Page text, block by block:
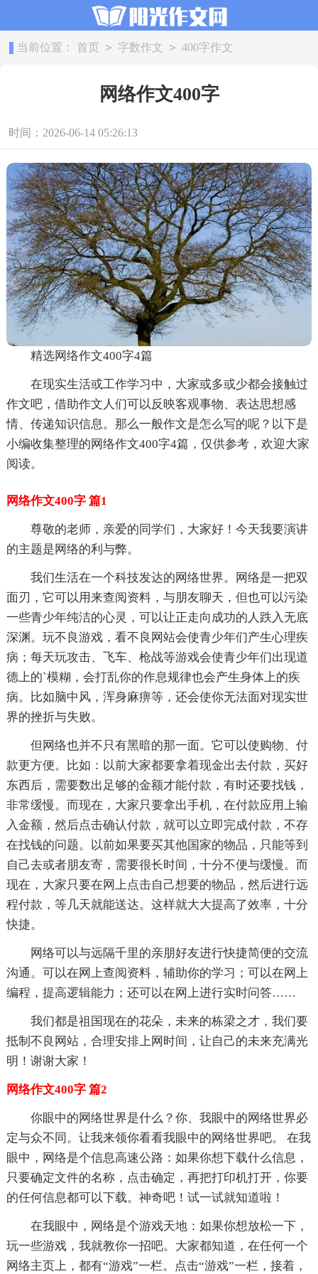
当前位置： 首页 > 字数作文 > 400字作文
网络作文400字
时间：2026-06-14 05:26:13
精选网络作文400字4篇
在现实生活或工作学习中，大家或多或少都会接触过
作文吧，借助作文人们可以反映客观事物、表达思想感
情、传递知识信息。那么一般作文是怎么写的呢？以下是
小编收集整理的网络作文400字4篇，仅供参考，欢迎大家
阅读。
网络作文400字 篇1
尊敬的老师，亲爱的同学们，大家好！今天我要演讲
的主题是网络的利与弊。
我们生活在一个科技发达的网络世界。网络是一把双
面刃，它可以用来查阅资料，与朋友聊天，但也可以污染
一些青少年纯洁的心灵，可以让正走向成功的人跌入无底
深渊。玩不良游戏，看不良网站会使青少年们产生心理疾
病；每天玩攻击、飞车、枪战等游戏会使青少年们出现道
德上的`模糊，会打乱你的作息规律也会产生身体上的疾
病。比如脑中风，浑身麻痹等，还会使你无法面对现实世
界的挫折与失败。
但网络也并不只有黑暗的那一面。它可以使购物、付
款更方便。比如：以前大家都要拿着现金出去付款，买好
东西后，需要数出足够的金额才能付款，有时还要找钱，
非常缓慢。而现在，大家只要拿出手机，在付款应用上输
入金额，然后点击确认付款，就可以立即完成付款，不存
在找钱的问题。以前如果要买其他国家的物品，只能等到
自己去或者朋友寄，需要很长时间，十分不便与缓慢。而
现在，大家只要在网上点击自己想要的物品，然后进行远
程付款，等几天就能送达。这样就大大提高了效率，十分
快捷。
网络可以与远隔千里的亲朋好友进行快捷简便的交流
沟通。可以在网上查阅资料，辅助你的学习；可以在网上
编程，提高逻辑能力；还可以在网上进行实时问答……
我们都是祖国现在的花朵，未来的栋梁之才，我们要
抵制不良网站，合理安排上网时间，让自己的未来充满光
明！谢谢大家！
网络作文400字 篇2
你眼中的网络世界是什么？你、我眼中的网络世界必
定与众不同。让我来领你看看我眼中的网络世界吧。 在我
眼中，网络是个信息高速公路：如果你想下载什么信息，
只要确定文件的名称，点击确定，再把打印机打开，你要
的任何信息都可以下载。神奇吧！试一试就知道啦！
在我眼中，网络是个游戏天地：如果你想放松一下，
玩一些游戏，我就教你一招吧。大家都知道，在任何一个
网络主页上，都有“游戏”一栏。点击“游戏”一栏，接着，